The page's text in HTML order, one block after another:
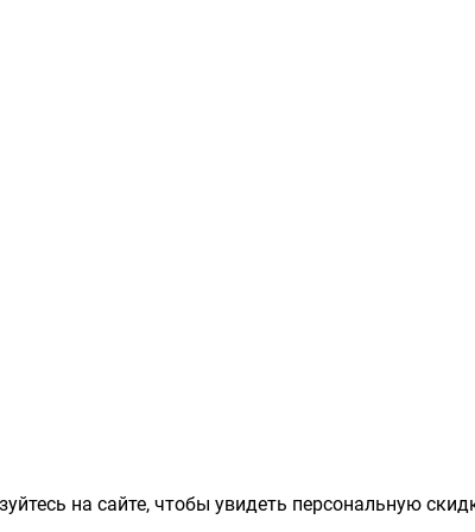
на сайте, чтобы увидеть персональную